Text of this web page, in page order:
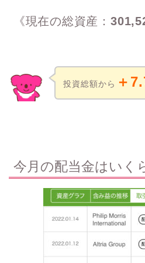
《現在の総資産：
投資総額から ＋7
今月の配当金はいく